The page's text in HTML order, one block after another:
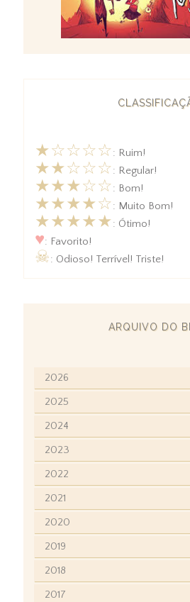
★☆☆☆☆: Ruim!
★★☆☆☆: Regular!
★★★☆☆: Bom!
★★★★☆: Muito Bom!
★★★★★: Ótimo!
♥: Favorito!
☠: Odioso! Terrível! Triste!
ARQUIVO DO
2026
2025
2024
2023
2022
2021
2020
2019
2018
2017